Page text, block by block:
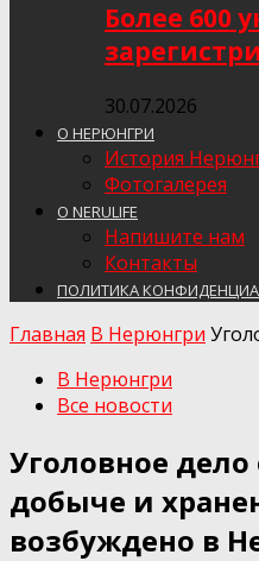
Более 600
30.07.2026
О НЕРЮНГРИ
История
Фотогалерея
О NERULIFE
Напишите нам
Контакты
ПОЛИТИКА
Главная В Нерюнгри
В Нерюнгри
Все новости
Уголовное
добыче и
возбуждено в